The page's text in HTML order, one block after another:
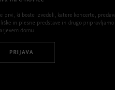
prvi, ki boste izvedeli, katere koncerte,
in plesne predstave in drugo pripravljamo
domu.
PRIJAVA